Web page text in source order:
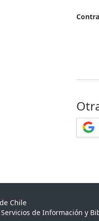
Chile
de Información y